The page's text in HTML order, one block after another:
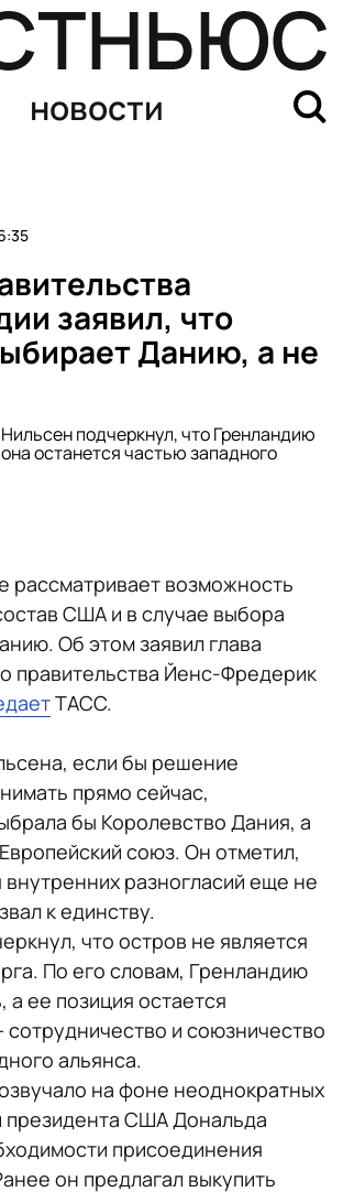
новости
заявил, что
Данию, а не
подчеркнул, что Гренландию
останется частью западного
рассматривает возможность
США и в случае выбора
Об этом заявил глава
правительства Йенс-Фредерик
ТАСС.
если бы решение
прямо сейчас,
бы Королевство Дания, а
союз. Он отметил,
разногласий еще не
к единству.
что остров не является
По его словам, Гренландию
а ее позиция остается
и союзничество
альянса.
на фоне неоднократных
президента США Дональда
присоединения
он предлагал выкупить
в Иране и призвал к